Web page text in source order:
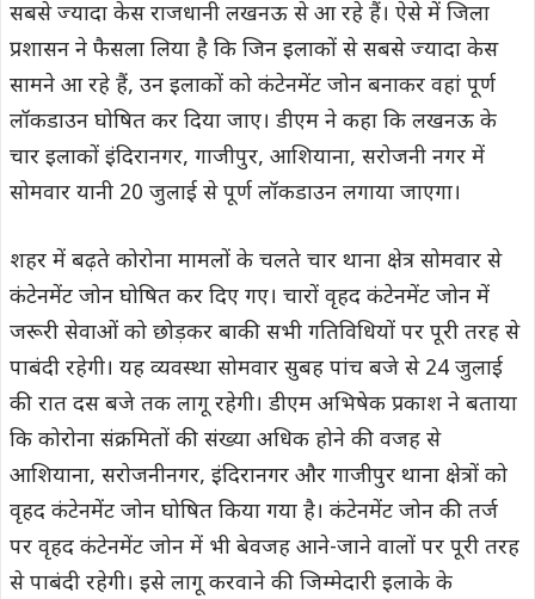
सबसे ज्यादा केस राजधानी लखनऊ से आ रहे हैं। ऐसे में जिला
प्रशासन ने फैसला लिया है कि जिन इलाकों से सबसे ज्यादा केस
सामने आ रहे हैं, उन इलाकों को कंटेनमेंट जोन बनाकर वहां पूर्ण
लॉकडाउन घोषित कर दिया जाए। डीएम ने कहा कि लखनऊ के
चार इलाकों इंदिरानगर, गाजीपुर, आशियाना, सरोजनी नगर में
सोमवार यानी 20 जुलाई से पूर्ण लॉकडाउन लगाया जाएगा।
शहर में बढ़ते कोरोना मामलों के चलते चार थाना क्षेत्र सोमवार से
कंटेनमेंट जोन घोषित कर दिए गए। चारों वृहद कंटेनमेंट जोन में
जरूरी सेवाओं को छोड़कर बाकी सभी गतिविधियों पर पूरी तरह से
पाबंदी रहेगी। यह व्यवस्था सोमवार सुबह पांच बजे से 24 जुलाई
की रात दस बजे तक लागू रहेगी। डीएम अभिषेक प्रकाश ने बताया
कि कोरोना संक्रमितों की संख्या अधिक होने की वजह से
आशियाना, सरोजनीनगर, इंदिरानगर और गाजीपुर थाना क्षेत्रों को
वृहद कंटेनमेंट जोन घोषित किया गया है। कंटेनमेंट जोन की तर्ज
पर वृहद कंटेनमेंट जोन में भी बेवजह आने-जाने वालों पर पूरी तरह
से पाबंदी रहेगी। इसे लागू करवाने की जिम्मेदारी इलाके के